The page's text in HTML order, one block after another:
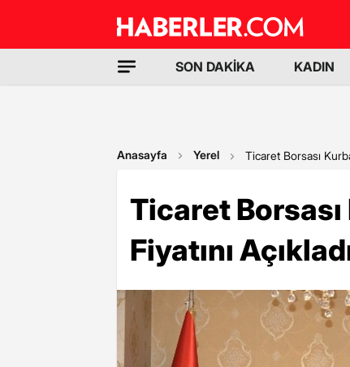
SON DAKİKA KADIN
Anasayfa Yerel Ticaret Borsası
Ticaret Borsası
Fiyatını